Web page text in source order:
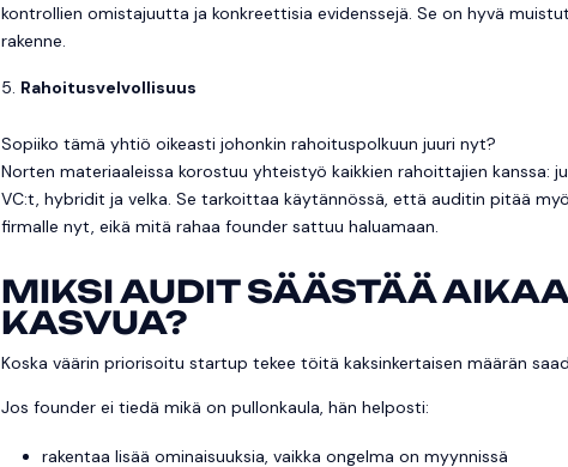
kontrollien omistajuutta ja konkreettisia evidenssejä. Se on hyvä
rakenne.
Rahoitusvelvollisuus
Sopiiko tämä yhtiö oikeasti johonkin rahoituspolkuun juuri nyt?
Norten materiaaleissa korostuu yhteistyö kaikkien rahoittajien kanssa:
VC:t, hybridit ja velka. Se tarkoittaa käytännössä, että auditin pitää
firmalle nyt, eikä mitä rahaa founder sattuu haluamaan.
MIKSI AUDIT SÄÄSTÄÄ
KASVUA?
Koska väärin priorisoitu startup tekee töitä kaksinkertaisen määrän
Jos founder ei tiedä mikä on pullonkaula, hän helposti:
rakentaa lisää ominaisuuksia, vaikka ongelma on myynnissä